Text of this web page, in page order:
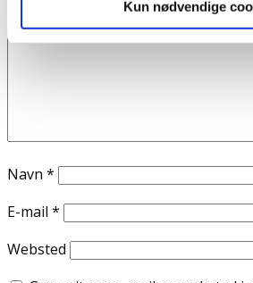
Kun nødvendige
Navn *
E-mail *
Websted